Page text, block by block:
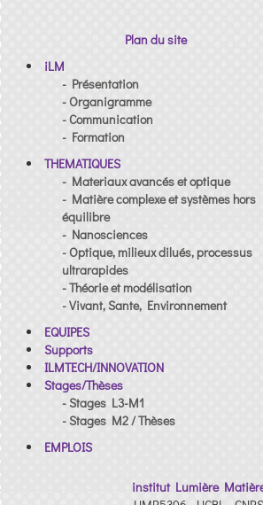
Plan du site
iLM
- Présentation
- Organigramme
- Communication
- Formation
THEMATIQUES
- Materiaux avancés et optique
- Matière complexe et systèmes hors
équilibre
- Nanosciences
- Optique, milieux dilués, processus
ultrarapides
- Théorie et modélisation
- Vivant, Sante, Environnement
EQUIPES
Supports
ILMTECH/INNOVATION
Stages/Thèses
- Stages L3-M1
- Stages M2 / Thèses
EMPLOIS
institut Lumière